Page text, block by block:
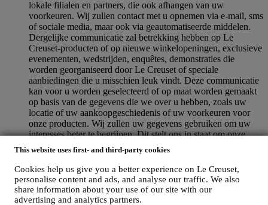
This website uses first- and third-party cookies
Cookies help us give you a better experience on Le Creuset,
personalise content and ads, and analyse our traffic. We also
share information about your use of our site with our
advertising and analytics partners.
lokale filialen en partners, die ook afhangen van uw
voorkeuren. Wij zullen contact met u opnemen via e-mail, sms
of sociale media, maar ook via geautomatiseerde middelen.
Dergelijke communicatie zal betrekking hebben op Le
Creuset-producten of op nieuwe winkelopeningen, exclusieve
evenementen, wedstrijden, enquêtes, demonstraties die
worden georganiseerd door Le Creuset of speciale
aanbiedingen die u misschien leuk vindt. Deze communicatie
kan voor u worden geselecteerd of op maat worden gemaakt
op basis van de gegevens die we over u hebben, zoals uw
locatie of uw aankoopgeschiedenis of uw voorkeuren voor
onze producten. Wij zullen uw gegevens gebruiken om uw
interesses beter te begrijpen. Dit stelt ons in staat om onze
communicatie te personaliseren om deze relevanter en
interessanter te maken. Er zullen geen andere gevolgen zijn.
Wij verzamelen ook statistieken over het openen van e-mail
en klikgedrag met behulp van de in de sector gangbare
technologieën om ons te helpen onze nieuwsbrieven te
volgen. Deze verwerking is gebaseerd op uw toestemming